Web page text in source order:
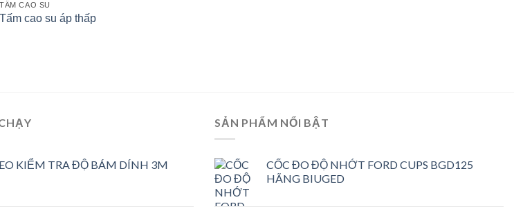
TẤM CAO SU
Tấm cao su áp thấp
KIỂM TRA ĐỘ BÁM DÍNH 3M
SẢN PHẨM NỔI BẬT
CỐC ĐO ĐỘ NHỚT FORD CUPS BGD125
HÃNG BIUGED